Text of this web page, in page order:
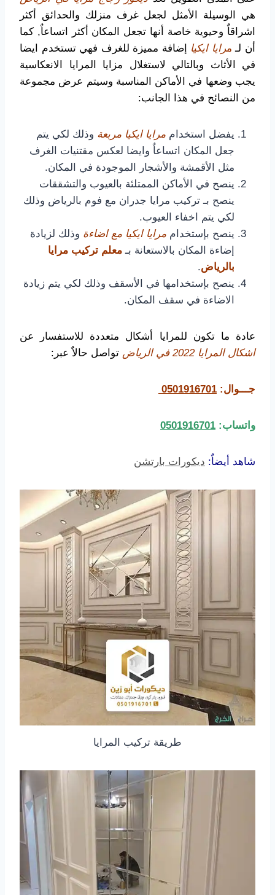
هي الوسيلة الأمثل لجعل غرف منزلك والحدائق أكثر
اشراقاٌ وحيوية خاصة أنها تجعل المكان أكثر اتساعاٌ, كما
أن لـ مرايا ايكيا إضافة مميزة للغرف فهي تستخدم ايضا
في الأثاث وبالتالي لاستغلال مزايا المرايا الانعكاسية
يجب وضعها في الأماكن المناسبة وسيتم عرض مجموعة
من النصائح في هذا الجانب:
يفضل استخدام مرايا ايكيا مربعة وذلك لكي يتم
جعل المكان اتساعاٌ وايضا لعكس مقتنيات الغرف
مثل الأقمشة والأشجار الموجودة في المكان.
ينصح في الأماكن الممتلئة بالعيوب والتشققات
ينصح بـ تركيب مرايا جدران مع فوم بالرياض وذلك
لكي يتم اخفاء العيوب.
ينصح بإستخدام مرايا ايكيا مع اضاءة وذلك لزيادة
إضاءة المكان بالاستعانة بـ معلم تركيب مرايا
بالرياض.
ينصح بإستخدامها في الأسقف وذلك لكي يتم زيادة
الاضاءة في سقف المكان.
عادة ما تكون للمرايا أشكال متعددة للاستفسار عن
اشكال المرايا 2022 في الرياض
تواصل حالاٌ عبر:
جـــوال: 0501916701
واتساب: 0501916701
شاهد أيضاٌ: ديكورات بارتشن
طريقة تركيب المرايا